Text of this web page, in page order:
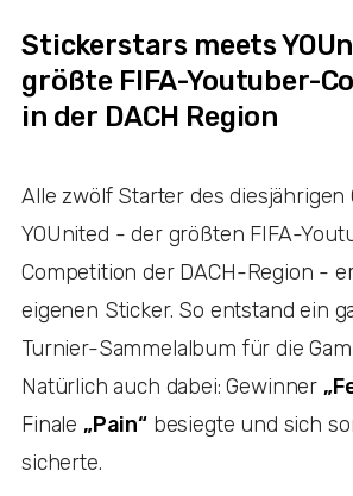
Stickerstars meets
größte FIFA-Youtuber-
in der DACH Region
Alle zwölf Starter des diesjährigen
YOUnited - der größten FIFA-
Competition der DACH-Region -
eigenen Sticker. So entstand ein
Turnier-Sammelalbum für die
Natürlich auch dabei: Gewinner
Finale „Pain“besiegte und sich
sicherte.